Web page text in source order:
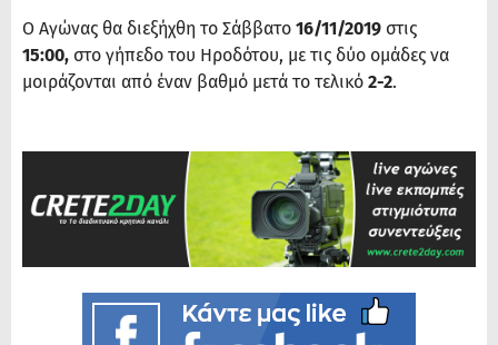
Ο Αγώνας θα διεξήχθη το Σάββατο 16/11/2019 στις
15:00, στο γήπεδο του Ηροδότου, με τις δύο ομάδες να
μοιράζονται από έναν βαθμό μετά το τελικό 2-2.